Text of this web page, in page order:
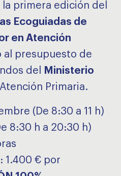
primera edición del
Ecoguiadas de
en Atención
al presupuesto de
del
Ministerio
Primaria.
(De 8:30 a 11 h)
8:30 h a 20:30 h)
1.400 € por